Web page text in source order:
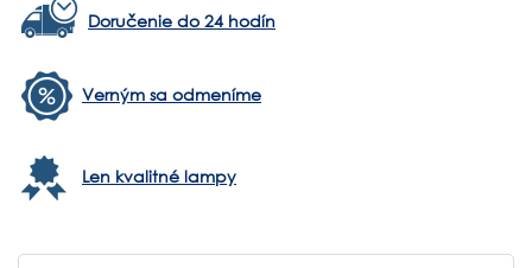
Doručenie do 24 hodín
Verným sa odmeníme
Len kvalitné lampy